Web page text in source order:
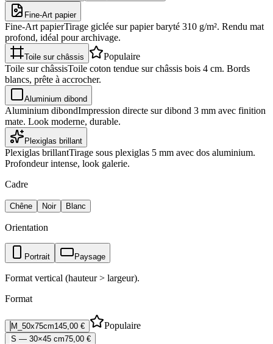
Fine-Art papier
Fine-Art papierTirage giclée sur papier baryté 310 g/m². Rendu mat
profond, idéal pour archivage.
Toile sur châssis
Populaire
Toile sur châssisToile coton tendue sur châssis bois 4 cm. Bords
blancs, prête à accrocher.
Aluminium dibond
Aluminium dibondImpression directe sur dibond 3 mm avec finition
mate. Look moderne, durable.
Plexiglas brillant
Plexiglas brillantTirage sous plexiglas 5 mm avec dos aluminium.
Profondeur intense, look galerie.
Cadre
Chêne Noir Blanc
Orientation
Portrait Paysage
Format vertical (hauteur > largeur).
Format
M_50x75cm145,00 € Populaire
S — 30×45 cm75,00 €